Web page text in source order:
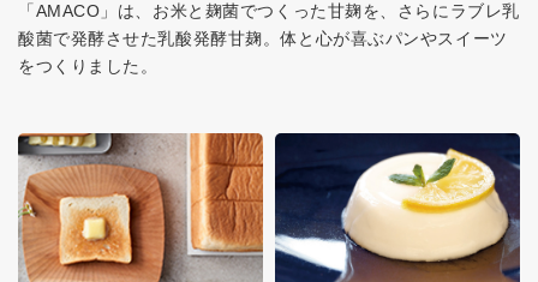
「AMACO」は、お米と麹菌でつくった甘麹を、さらにラブレ乳
酸菌で発酵させた乳酸発酵甘麹。体と心が喜ぶパンやスイーツ
をつくりました。